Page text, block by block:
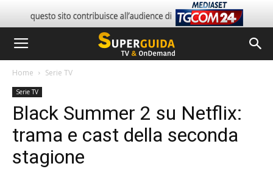
Home Serie TV
Serie TV
Black Summer 2 su Netflix:
trama e cast della seconda
stagione